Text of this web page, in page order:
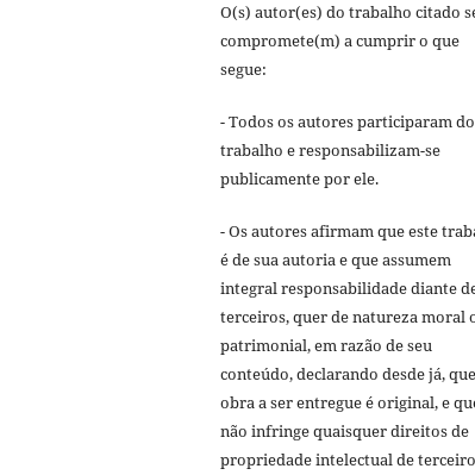
O(s) autor(es) do trabalho citado
compromete(m) a cumprir o que
segue:
- Todos os autores participaram do
trabalho e responsabilizam-se
publicamente por ele.
- Os autores afirmam que este
é de sua autoria e que assumem
integral responsabilidade diante
terceiros, quer de natureza moral
patrimonial, em razão de seu
conteúdo, declarando desde já,
obra a ser entregue é original, e
não infringe quaisquer direitos de
propriedade intelectual de